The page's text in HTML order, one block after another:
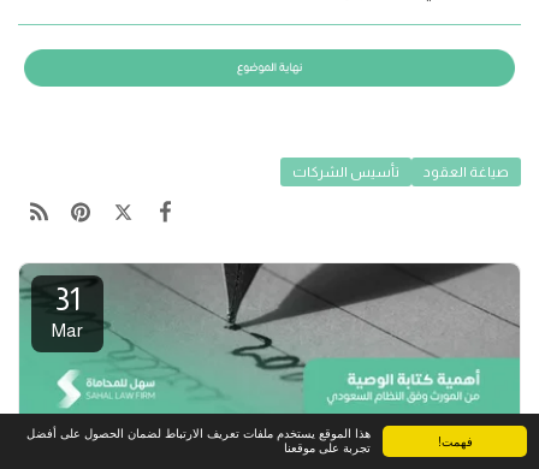
فهمت!
هذا الموقع يستخدم ملفات تعريف الارتباط لضمان الحصول على أفضل
تجربة على موقعنا
صياغة العقود تأسيس الشركات
31
Mar